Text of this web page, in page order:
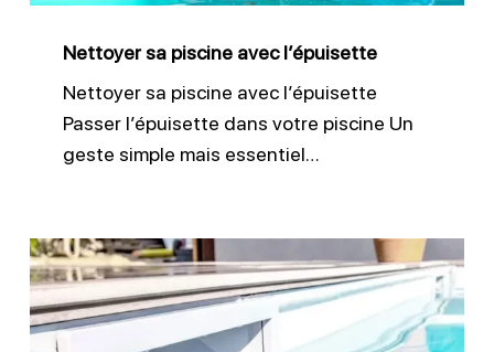
Nettoyer sa piscine avec l’épuisette
Nettoyer sa piscine avec l’épuisette
Passer l’épuisette dans votre piscine Un
geste simple mais essentiel…
Nettoyer
efficacement
les